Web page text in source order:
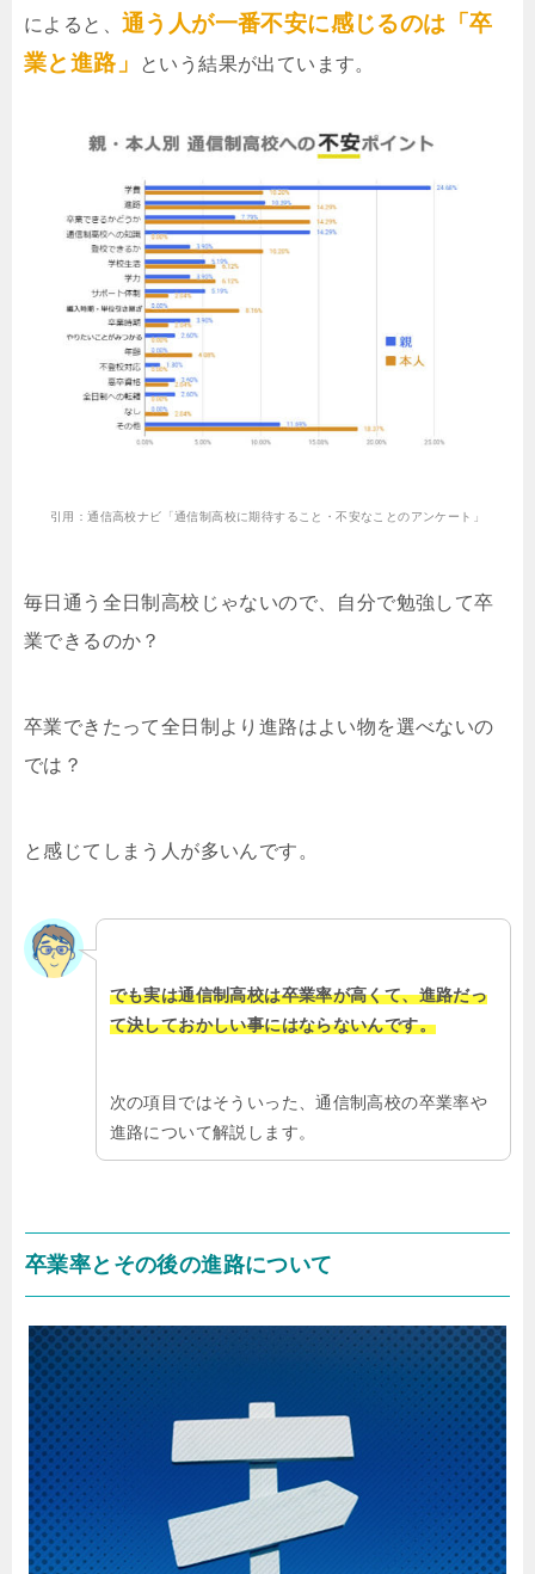
によると、 通う人が一番不安に感じるのは「卒
業と進路」
という結果が出ています。
引用：通信高校ナビ「通信制高校に期待すること・不安なことのアンケート」
毎日通う全日制高校じゃないので、自分で勉強して卒
業できるのか？
卒業できたって全日制より進路はよい物を選べないの
では？
と感じてしまう人が多いんです。
でも実は通信制高校は卒業率が高くて、進路だっ
て決しておかしい事にはならないんです。
次の項目ではそういった、通信制高校の卒業率や
進路について解説します。
卒業率とその後の進路について